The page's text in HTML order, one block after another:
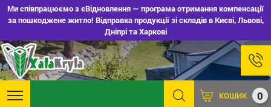
Ми співпрацюємо з єВідновлення — програма отримання компенсації
за пошкоджене житло! Відправка продукції зі складів в Києві, Львові,
Дніпрі та Харкові
0
КОШИК